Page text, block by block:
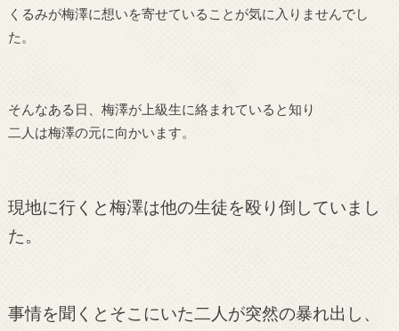
くるみが梅澤に想いを寄せていることが気に入りませんでし
た。
そんなある日、梅澤が上級生に絡まれていると知り
二人は梅澤の元に向かいます。
現地に行くと梅澤は他の生徒を殴り倒していまし
た。
事情を聞くとそこにいた二人が突然の暴れ出し、